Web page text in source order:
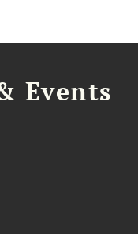
Events